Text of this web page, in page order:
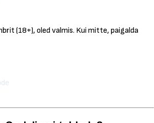
(18+), oled valmis. Kui mitte, paigalda